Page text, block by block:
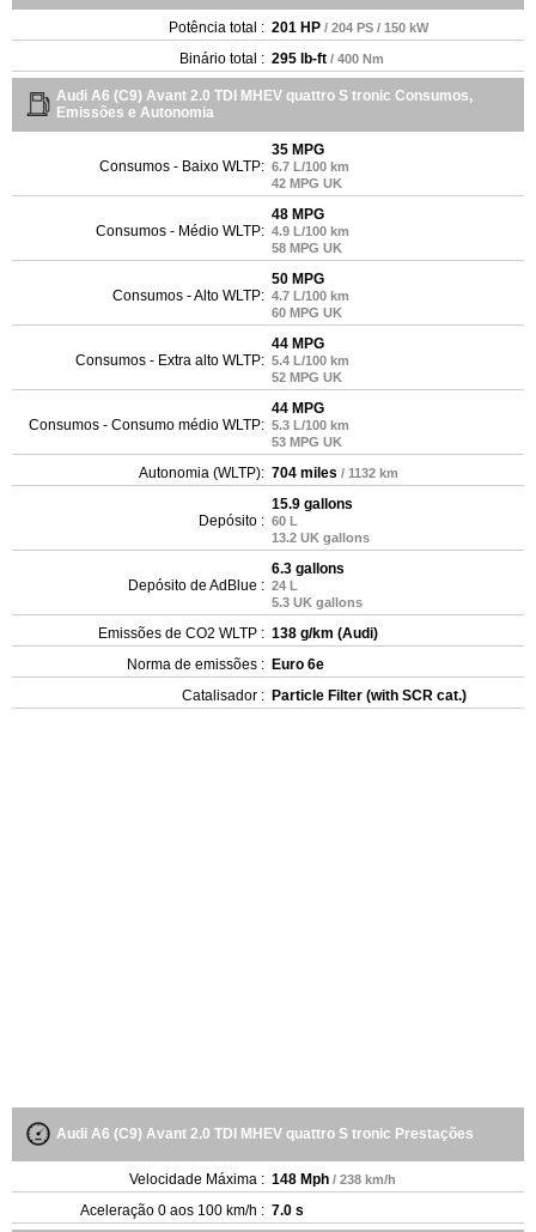
Potência total : 201 HP / 204 PS / 150 kW
Binário total : 295 lb-ft / 400 Nm
Audi A6 (C9) Avant 2.0 TDI MHEV quattro S tronic Consumos,
Emissões e Autonomia
Consumos - Baixo WLTP:
35 MPG
6.7 L/100 km
42 MPG UK
Consumos - Médio WLTP:
48 MPG
4.9 L/100 km
58 MPG UK
Consumos - Alto WLTP:
50 MPG
4.7 L/100 km
60 MPG UK
Consumos - Extra alto WLTP:
44 MPG
5.4 L/100 km
52 MPG UK
Consumos - Consumo médio WLTP:
44 MPG
5.3 L/100 km
53 MPG UK
Autonomia (WLTP): 704 miles / 1132 km
Depósito :
15.9 gallons
60 L
13.2 UK gallons
Depósito de AdBlue :
6.3 gallons
24 L
5.3 UK gallons
Emissões de CO2 WLTP : 138 g/km (Audi)
Norma de emissões : Euro 6e
Catalisador : Particle Filter (with SCR cat.)
Audi A6 (C9) Avant 2.0 TDI MHEV quattro S tronic Prestações
Velocidade Máxima : 148 Mph / 238 km/h
Aceleração 0 aos 100 km/h : 7.0 s